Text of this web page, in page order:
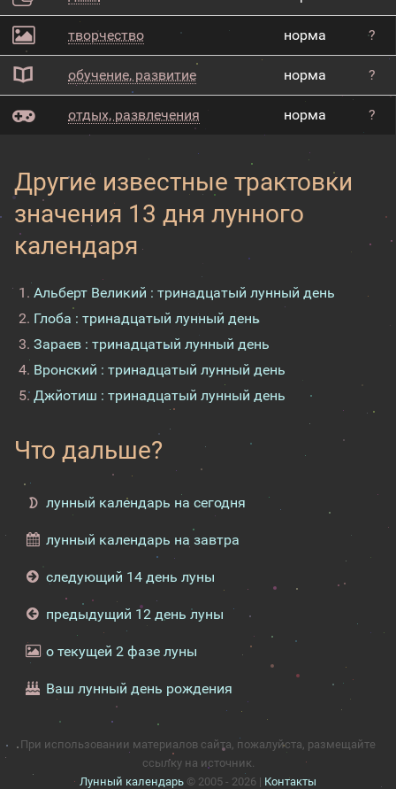
творчество норма ?
обучение, развитие норма ?
отдых, развлечения норма ?
Другие известные трактовки
значения 13 дня лунного
календаря
Альберт Великий : тринадцатый лунный день
Глоба : тринадцатый лунный день
Зараев : тринадцатый лунный день
Вронский : тринадцатый лунный день
Джйотиш : тринадцатый лунный день
Что дальше?
лунный календарь на сегодня
лунный календарь на завтра
следующий 14 день луны
предыдущий 12 день луны
о текущей 2 фазе луны
Ваш лунный день рождения
При использовании материалов сайта, пожалуйста, размещайте
ссылку на источник.
Лунный календарь © 2005 - 2026 | Контакты